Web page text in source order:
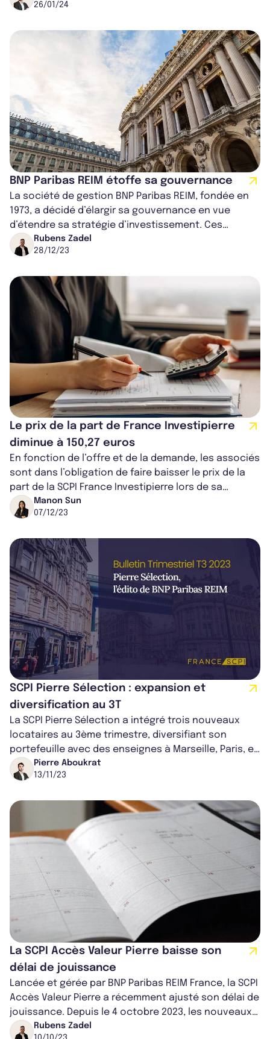
26/01/24
BNP Paribas REIM étoffe sa gouvernance
La société de gestion BNP Paribas REIM, fondée en
1973, a décidé d’élargir sa gouvernance en vue
d’étendre sa stratégie d’investissement. Ces
nominations reflètent la volonté de la...
Rubens Zadel
28/12/23
Le prix de la part de France Investipierre
diminue à 150,27 euros
En fonction de l’offre et de la demande, les associés
sont dans l’obligation de faire baisser le prix de la
part de la SCPI France Investipierre lors de sa
cession. Après une négoc...
Manon Sun
07/12/23
SCPI Pierre Sélection : expansion et
diversification au 3T
La SCPI Pierre Sélection a intégré trois nouveaux
locataires au 3ème trimestre, diversifiant son
portefeuille avec des enseignes à Marseille, Paris, et
Pau. Deux départs ont eu lie...
Pierre Aboukrat
13/11/23
La SCPI Accès Valeur Pierre baisse son
délai de jouissance
Lancée et gérée par BNP Paribas REIM France, la SCPI
Accès Valeur Pierre a récemment ajusté son délai de
jouissance. Depuis le 4 octobre 2023, les nouveaux
souscripteurs de la SCPI...
Rubens Zadel